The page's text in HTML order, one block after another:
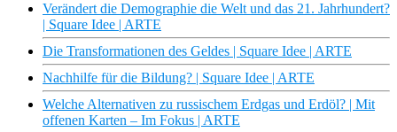
Verändert die Demographie die Welt und das 21. Jahrhundert?
| Square Idee | ARTE
Die Transformationen des Geldes | Square Idee | ARTE
Nachhilfe für die Bildung? | Square Idee | ARTE
Welche Alternativen zu russischem Erdgas und Erdöl? | Mit
offenen Karten – Im Fokus | ARTE